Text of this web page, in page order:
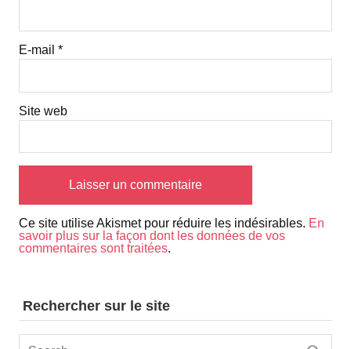
E-mail *
Site web
Ce site utilise Akismet pour réduire les indésirables. En
savoir plus sur la façon dont les données de vos
commentaires sont traitées.
Rechercher sur le site